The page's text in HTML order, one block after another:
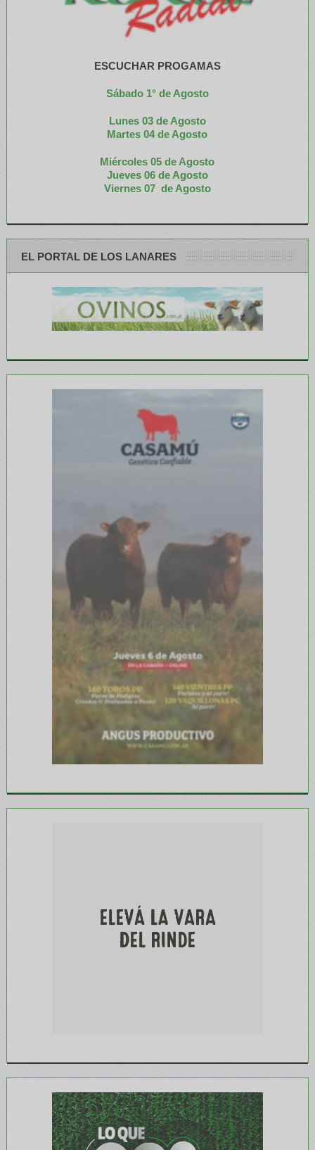
ESCUCHAR PROGAMAS
Sábado 1° de Agosto
Lunes 03 de Agosto
Martes 04 de Agosto
Miércoles 05 de Agosto
Jueves 06 de Agosto
Viernes 07 de Agosto
EL PORTAL DE LOS LANARES